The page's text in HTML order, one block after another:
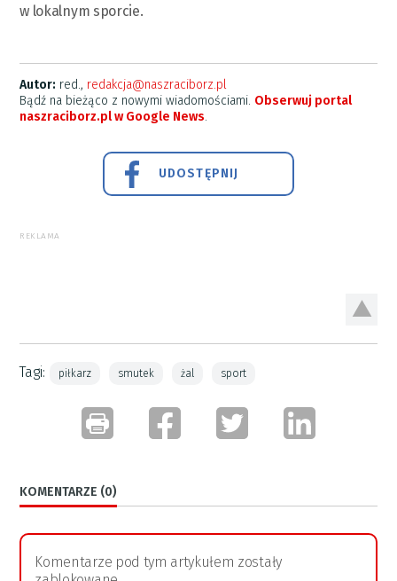
w lokalnym sporcie.
Autor: red., redakcja@naszraciborz.pl
Bądź na bieżąco z nowymi wiadomościami. Obserwuj portal
naszraciborz.pl w Google News.
UDOSTĘPNIJ
REKLAMA
Tagi: piłkarz smutek żal sport
KOMENTARZE (0)
Komentarze pod tym artykułem zostały